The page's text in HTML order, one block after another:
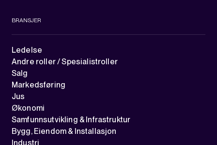
BRANSJER
Ledelse
Andre roller / Spesialistroller
Salg
Markedsføring
Jus
Økonomi
Samfunnsutvikling & Infrastruktur
Bygg, Eiendom & Installasjon
Industri